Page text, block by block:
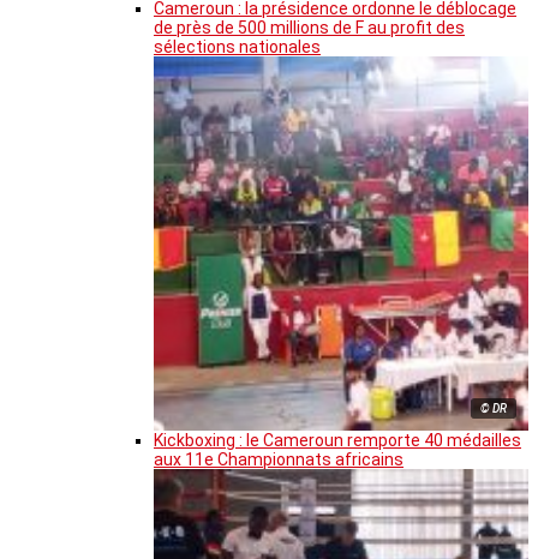
Cameroun : la présidence ordonne le déblocage
de près de 500 millions de F au profit des
sélections nationales
© DR
Kickboxing : le Cameroun remporte 40 médailles
aux 11e Championnats africains